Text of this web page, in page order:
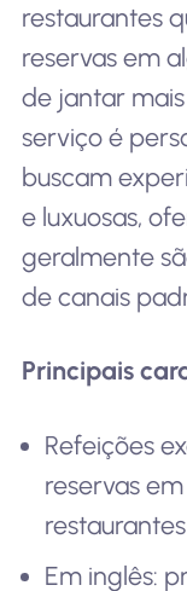
restaurantes
reservas em
de jantar
serviço é
buscam
e luxuosas,
geralmente
de canais
Principais
Refeições
reservas
Em inglês: